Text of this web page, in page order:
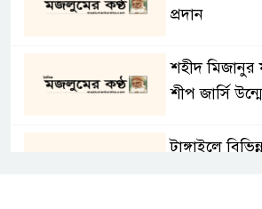
প্রদান
শহীদ মিজানুর
শীপ জার্সি
টাঙ্গাইলে